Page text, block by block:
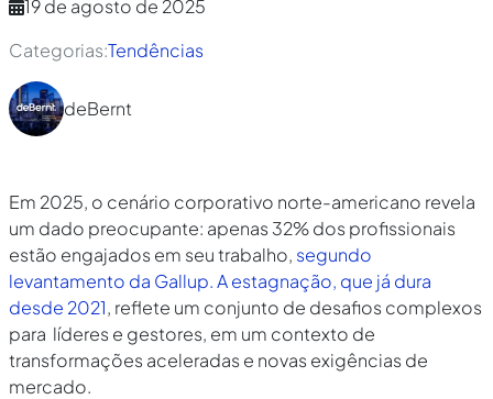
19 de agosto de 2025
Categorias:Tendências
deBernt
Em 2025, o cenário corporativo norte-americano revela
um dado preocupante: apenas 32% dos profissionais
estão engajados em seu trabalho, segundo
levantamento da Gallup. A estagnação, que já dura
desde 2021, reflete um conjunto de desafios complexos
para líderes e gestores, em um contexto de
transformações aceleradas e novas exigências de
mercado.